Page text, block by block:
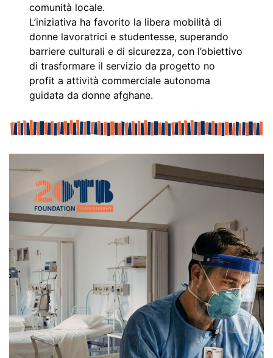
comunità locale.
L’iniziativa ha favorito la libera mobilità di
donne lavoratrici e studentesse, superando
barriere culturali e di sicurezza, con l’obiettivo
di trasformare il servizio da progetto no
profit a attività commerciale autonoma
guidata da donne afghane.